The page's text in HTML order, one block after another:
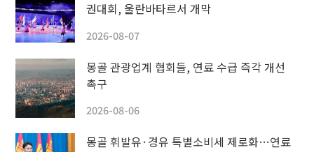
권대회, 울란바타르서 개막
2026-08-07
몽골 관광업계 협회들, 연료 수급 즉각 개선
촉구
2026-08-06
몽골 휘발유·경유 특별소비세 제로화…연료